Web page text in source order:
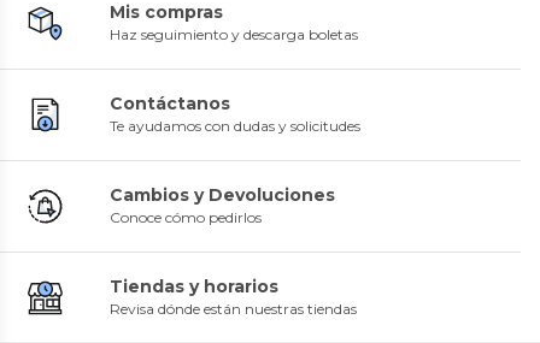
Mis compras
Haz seguimiento y descarga boletas
Contáctanos
Te ayudamos con dudas y solicitudes
Cambios y Devoluciones
Conoce cómo pedirlos
Tiendas y horarios
Revisa dónde están nuestras tiendas